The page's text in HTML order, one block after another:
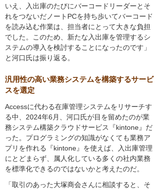
いえ、入出庫のたびにバーコードリーダーとそ
れをつないだノートPCを持ち歩いてバーコード
を読み込む作業は、担当者にとって大きな負担
でした。このため、新たな入出庫を管理するシ
ステムの導入を検討することになったのです」
と河口氏は振り返る。
汎用性の高い業務システムを構築するサービ
スを選定
Accessに代わる在庫管理システムをリサーチす
る中、2024年6月、河口氏が目を留めたのが業
務システム構築クラウドサービス『kintone』だ
った。プログラミングの知識がなくても業務ア
プリを作れる『kintone』を使えば、入出庫管理
にとどまらず、属人化している多くの社内業務
を標準化できるのではないかと考えたのだ。
「取引のあった大塚商会さんに相談すると、そ